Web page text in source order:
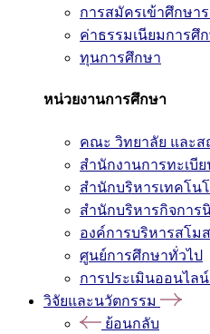
การสมัครเข้าศึกษ
ค่าธรรมเนียมการศึ
ทุนการศึกษา
หน่วยงานการศึกษา
คณะ วิทยาลัย และส
สำนักงานการทะเบี
สำนักบริหารเทคโน
สำนักบริหารกิจการ
องค์การบริหารสโม
ศูนย์การศึกษาทั่วไป
การประเมินออนไล
วิจัยและนวัตกรรม
ย้อนกลับ